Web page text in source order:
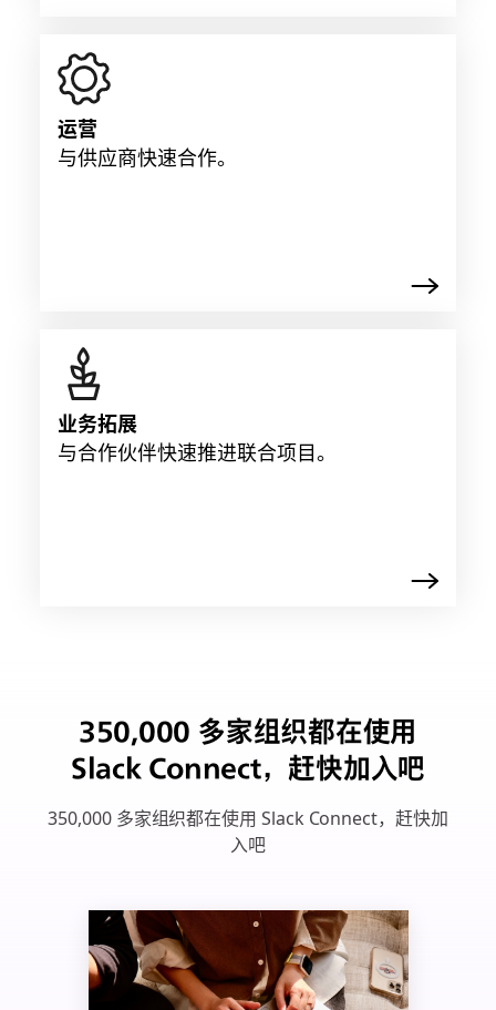
运营
与供应商快速合作。
业务拓展
与合作伙伴快速推进联合项目。
350,000 多家组织都在使用
Slack Connect，赶快加入吧
350,000 多家组织都在使用 Slack Connect，赶快加
入吧